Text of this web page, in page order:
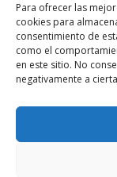
Para ofrecer las
cookies para
consentimiento de
como el
en este sitio. No
negativamente a
logo SID